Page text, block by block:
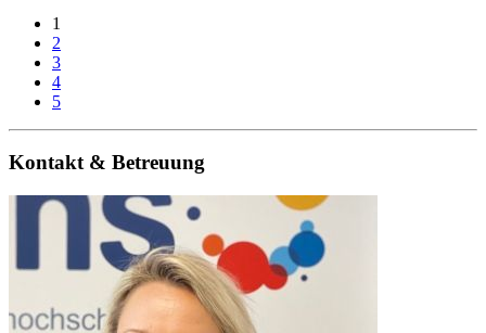
1
2
3
4
5
Kontakt & Betreuung